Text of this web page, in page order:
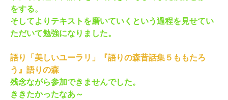
をする。
そしてよりテキストを磨いていくという過程を見せてい
ただいて勉強になりました。
語り「美しいユーラリ」『語りの森昔話集５ももたろ
う』語りの森
残念ながら参加できませんでした。
ききたかったなあ～